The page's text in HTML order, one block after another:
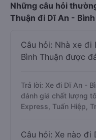
Những câu hỏi
Thuận đi Dĩ An -
Câu hỏi: Nhà xe
Bình Thuận được
Trả lời: Xe đi Dĩ An -
đánh giá chất lượng
Express, Tuấn Hiệp,
Câu hỏi: Xe nào đi